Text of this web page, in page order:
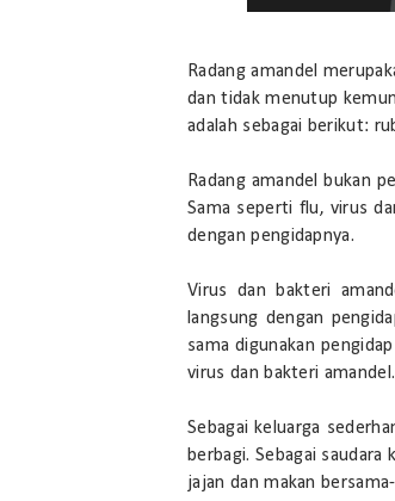
Radang amandel
dan tidak menutup
adalah sebagai berikut:
Radang amandel bukan
Sama seperti flu, virus
dengan pengidapnya.
Virus dan bakteri
langsung dengan
sama digunakan
virus dan bakteri amandel.
Sebagai keluarga
berbagi. Sebagai
jajan dan makan